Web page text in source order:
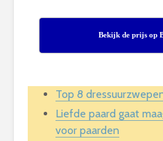
Bekijk de prijs op
Top 8
Liefde paard gaat
voor paarden